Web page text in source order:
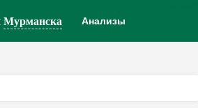
Мурманска Анализы